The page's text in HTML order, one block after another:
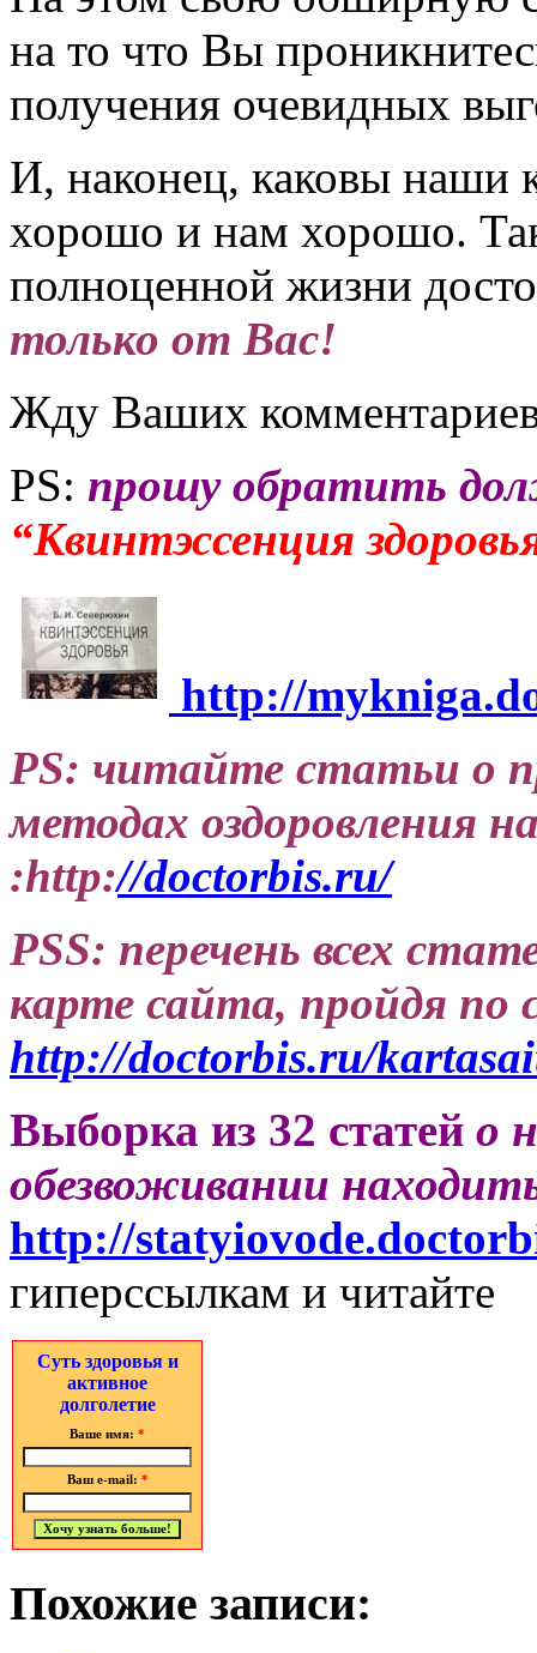
на то что Вы
получения очевидных
И, наконец, каковы наши
хорошо и нам хорошо.
полноценной жизни
только от Вас!
Жду Ваших комментариев
PS: прошу обратить
“Квинтэссенция
http://
PS: читайте статьи о
методах оздоровления
:http://doctorbis.ru/
PSS: перечень всех
карте сайта, пройдя по
http://doctorbis.ru/
Выборка из 32 статей о
обезвоживании
http://
гиперссылкам и читайте
Суть здоровья и
активное
долголетие
Ваше имя: *
Ваш e-mail: *
Похожие записи: